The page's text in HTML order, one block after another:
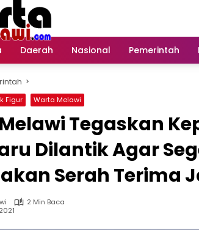
Daerah Nasional Pemerintah
Figur Warta Melawi
Tegaskan
Dilantik Agar
Serah Terima
2 Min Baca